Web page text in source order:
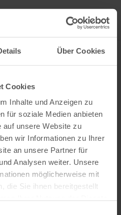
Über Cookies
Cookies
Inhalte und Anzeigen zu
für soziale Medien anbieten
auf unsere Website zu
wir Informationen zu Ihrer
an unsere Partner für
Analysen weiter. Unsere
möglicherweise mit
die Sie ihnen bereitgestellt
INTERACTIEVE KAART
Mijn
Filter openen